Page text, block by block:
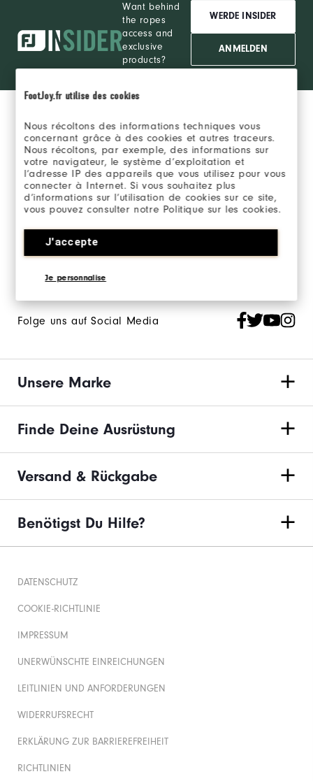
FootJoy.fr utilise des cookies
Nous récoltons des informations techniques vous
concernant grâce à des cookies et autres traceurs.
Nous récoltons, par exemple, des informations sur
votre navigateur, le système d’exploitation et
l’adresse IP des appareils que vous utilisez pour vous
connecter à Internet. Si vous souhaitez plus
d’informations sur l’utilisation de cookies sur ce site,
vous pouvez consulter notre Politique sur les cookies.
J'accepte
Je personnalise
Want behind
the ropes
access and
exclusive
products?
WERDE INSIDER
ANMELDEN
Melde Dich für unseren FootJoy Newsletter an
und bleibe auf dem Laufenden.
denFootJoy-Datenschutzrichtlinienzu.
Folge uns auf Social Media
Unsere Marke
Finde Deine Ausrüstung
Versand & Rückgabe
Benötigst Du Hilfe?
DATENSCHUTZ
COOKIE-RICHTLINIE
IMPRESSUM
UNERWÜNSCHTE EINREICHUNGEN
LEITLINIEN UND ANFORDERUNGEN
WIDERRUFSRECHT
ERKLÄRUNG ZUR BARRIEREFREIHEIT
RICHTLINIEN